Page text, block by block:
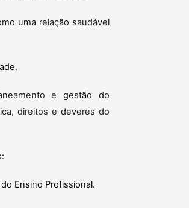
uma relação saudável
e gestão do
direitos e deveres do
Ensino Profissional.